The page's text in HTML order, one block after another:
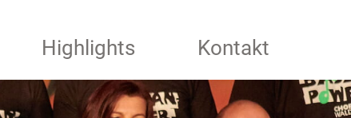
Highlights Kontakt